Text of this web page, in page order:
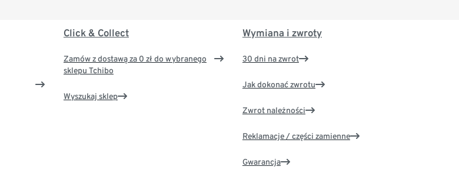
Click & Collect
Zamów z dostawą za 0 zł do wybranego
sklepu Tchibo
Wyszukaj sklep
Wymiana i zwroty
30 dni na zwrot
Jak dokonać zwrotu
Zwrot należności
Reklamacje / części zamienne
Gwarancja